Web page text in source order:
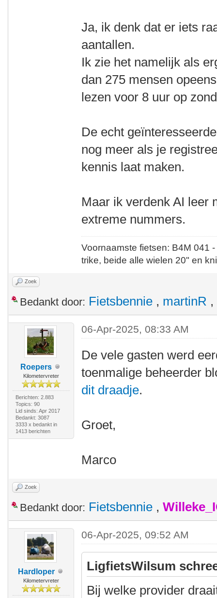
Ja, ik denk dat er iets
aantallen.
Ik zie het namelijk als
dan 275 mensen
lezen voor 8 uur op
De echt
nog meer als je
kennis laat maken.
Maar ik verdenk AI leer
extreme nummers.
Voornaamste fietsen: B4M
trike, beide alle wielen 20" en
Zoek
Bedankt door: Fietsbennie , martinR ,
Roepers
Kilometervreter
Berichten: 2.883
Topics: 90
Lid sinds: Apr 2017
Bedankt: 3087
3333 x bedankt in
1413 berichten
06-Apr-2025, 08:33 AM
De vele gasten werd
toenmalige beheerder
dit draadje.
Groet,
Marco
Zoek
Bedankt door: Fietsbennie ,
Hardloper
Kilometervreter
06-Apr-2025, 09:52 AM
LigfietsWilsum
Bij welke provider